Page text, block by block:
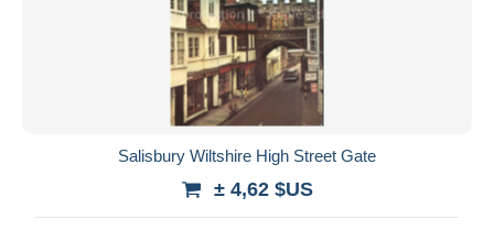
Salisbury Wiltshire High Street Gate
± 4,62 $US